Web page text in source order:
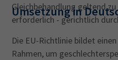
Gleichbehandlung geltend
erforderlich - gerichtlich
Umsetzung in
Die EU-Richtlinie bildet
Rahmen, um